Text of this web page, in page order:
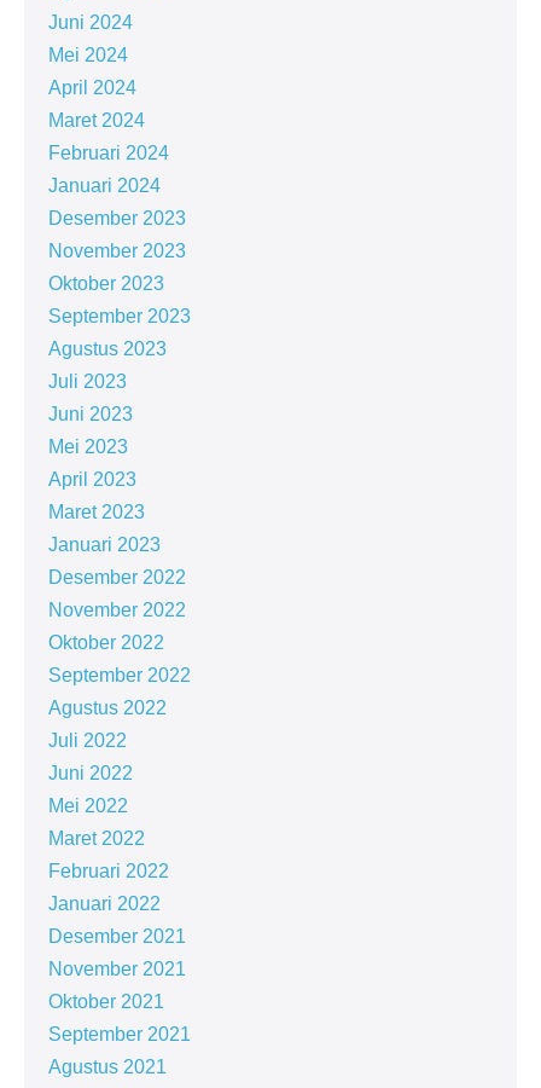
Juni 2024
Mei 2024
April 2024
Maret 2024
Februari 2024
Januari 2024
Desember 2023
November 2023
Oktober 2023
September 2023
Agustus 2023
Juli 2023
Juni 2023
Mei 2023
April 2023
Maret 2023
Januari 2023
Desember 2022
November 2022
Oktober 2022
September 2022
Agustus 2022
Juli 2022
Juni 2022
Mei 2022
Maret 2022
Februari 2022
Januari 2022
Desember 2021
November 2021
Oktober 2021
September 2021
Agustus 2021